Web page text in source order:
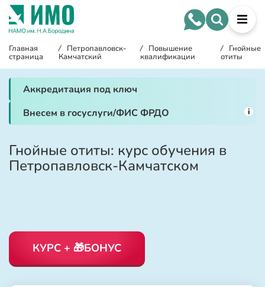
Главная
страница
/ Петропавловск-
Камчатский
/ Повышение
квалификации
/ Гнойные
отиты
Аккредитация под ключ
Внесем в госуслуги/ФИС ФРДО
i
Гнойные отиты: курс обучения в
Петропавловск-Камчатском
КУРС + 🎁БОНУС